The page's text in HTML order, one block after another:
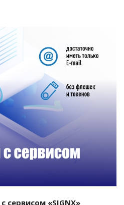
проект
сервисом «SIGNX»